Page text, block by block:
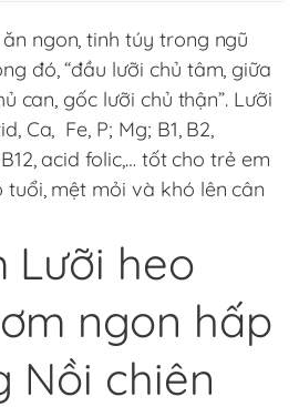
ngon, tinh túy trong ngũ
đó, “đầu lưỡi chủ tâm, giữa
can, gốc lưỡi chủ thận”. Lưỡi
Ca, Fe, P; Mg; B1, B2,
acid folic,… tốt cho trẻ em
mệt mỏi và khó lên cân
Lưỡi heo
ngon hấp
Nồi chiên